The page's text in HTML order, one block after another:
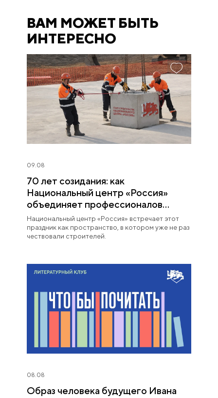
ВАМ МОЖЕТ БЫТЬ
ИНТЕРЕСНО
09.08
70 лет созидания: как
Национальный центр «Россия»
объединяет профессионалов
строительной отрасли
Национальный центр «Россия» встречает этот
праздник как пространство, в котором уже не раз
чествовали строителей.
08.08
Образ человека будущего Ивана